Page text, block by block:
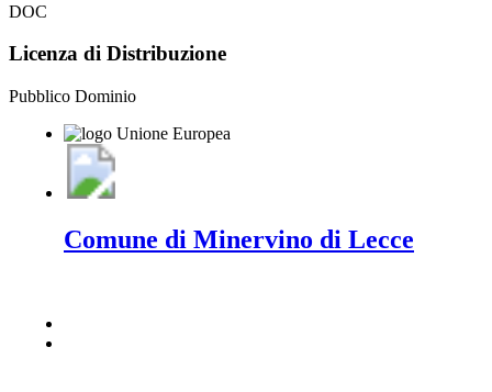
DOC
Licenza di Distribuzione
Pubblico Dominio
Comune di Minervino di Lecce